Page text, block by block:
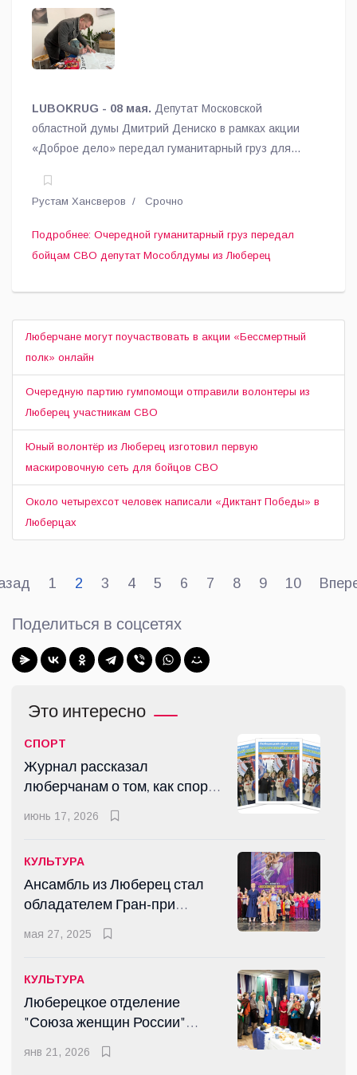
депутат Мособлдумы из
Люберец
LUBOKRUG - 08 мая. Депутат Московской
областной думы Дмитрий Дениско в рамках акции
«Доброе дело» передал гуманитарный груз для
Рустам Хансверов Срочно
Подробнее: Очередной гуманитарный груз передал
бойцам СВО депутат Мособлдумы из Люберец
Люберчане могут поучаствовать в акции «Бессмертный
полк» онлайн
Очередную партию гумпомощи отправили волонтеры из
Люберец участникам СВО
Юный волонтёр из Люберец изготовил первую
маскировочную сеть для бойцов СВО
Около четырехсот человек написали «Диктант Победы» в
Люберцах
1 2 3 4 5 6 7 8 9 10
Поделиться в соцсетях
Это интересно
СПОРТ
Журнал рассказал
люберчанам о том, как спорт
помогает здоровью и
духовному развитию
июнь 17, 2026
КУЛЬТУРА
Ансамбль из Люберец стал
обладателем Гран-при
международного конкурса
«Диагональ»
мая 27, 2025
КУЛЬТУРА
Люберецкое отделение
"Союза женщин России"
подвело итоги 2025 года
янв 21, 2026